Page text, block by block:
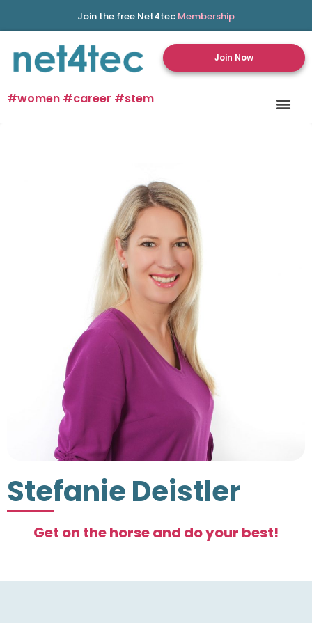
Join the free Net4tec Membership
Join Now
#women #career #stem
Stefanie Deistler
Get on the horse and do your best!